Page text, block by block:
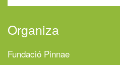
Organiza
Fundació Pinnae